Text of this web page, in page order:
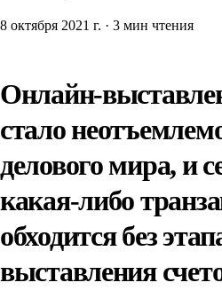
8 октября 2021 г. · 3 мин чтения
Онлайн-
стало
делового мира, и
какая-либо
обходится без
выставления